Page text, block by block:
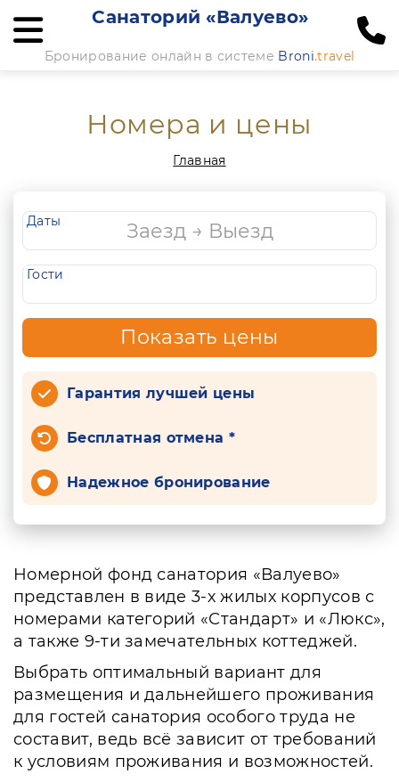
Санаторий «Валуево»
Бронирование онлайн в системе Broni.travel
Номера и цены
Главная
Даты
Гости
Показать цены
Гарантия лучшей цены
Бесплатная отмена *
Надежное бронирование
Номерной фонд санатория «Валуево»
представлен в виде 3-х жилых корпусов с
номерами категорий «Стандарт» и «Люкс»,
а также 9-ти замечательных коттеджей.
Выбрать оптимальный вариант для
размещения и дальнейшего проживания
для гостей санатория особого труда не
составит, ведь всё зависит от требований
к условиям проживания и возможностей.